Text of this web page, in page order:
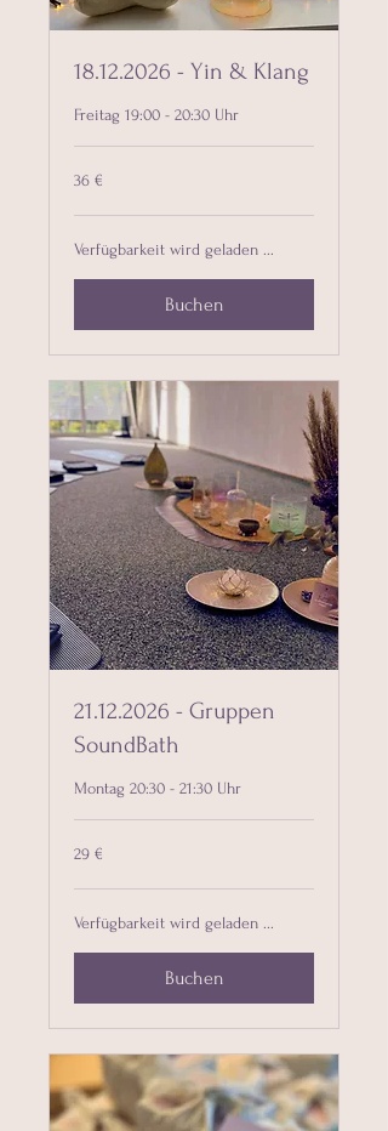
18.12.2026 - Yin & Klang
Freitag 19:00 - 20:30 Uhr
36
Euro
36 €
Verfügbarkeit wird geladen ...
Buchen
21.12.2026 - Gruppen
SoundBath
Montag 20:30 - 21:30 Uhr
29
Euro
29 €
Verfügbarkeit wird geladen ...
Buchen